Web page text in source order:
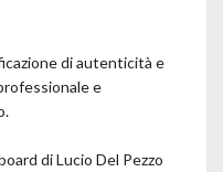
di autenticità e
e
di Lucio Del Pezzo